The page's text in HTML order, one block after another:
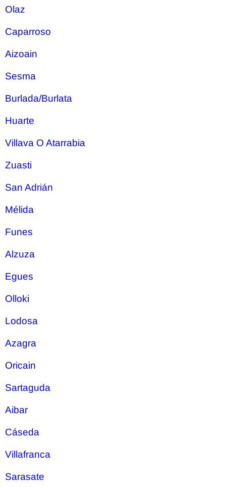
Olaz
Caparroso
Aizoain
Sesma
Burlada/Burlata
Huarte
Villava O Atarrabia
Zuasti
San Adrián
Mélida
Funes
Alzuza
Egues
Olloki
Lodosa
Azagra
Oricain
Sartaguda
Aibar
Cáseda
Villafranca
Sarasate